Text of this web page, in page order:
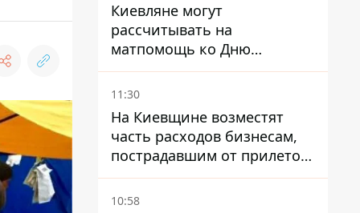
Киевляне могут
рассчитывать на
матпомощь ко Дню
независимости - кому ее
дадут
11:30
На Киевщине возместят
часть расходов бизнесам,
пострадавшим от прилетов
ракет
10:58